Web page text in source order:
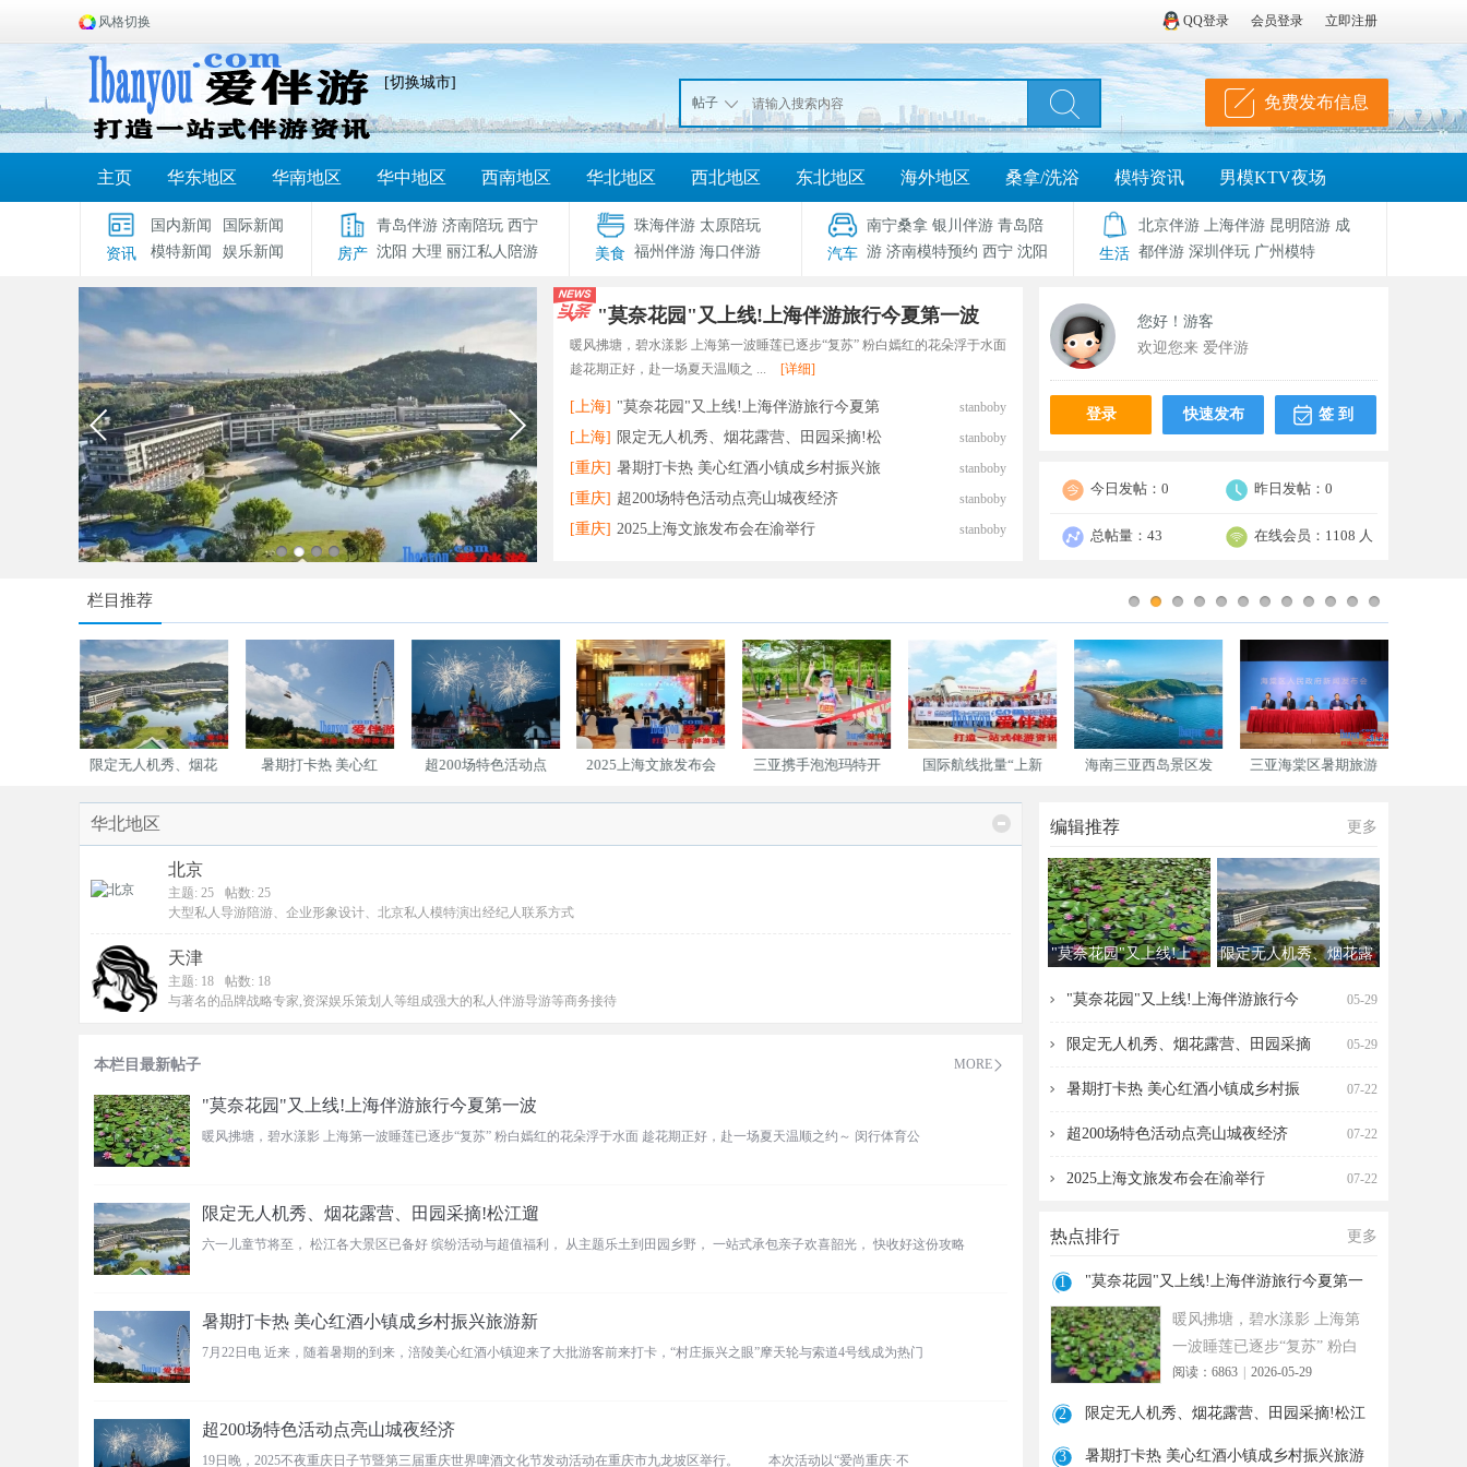
QQ登录 会员登录 立即注册
风格切换
[切换城市]
帖子 免费发布信息
主页 华东地区 华南地区 华中地区 西南地区 华北地区 西北地区 东北地区 海外地区 桑拿/洗浴 模特资讯 男模KTV夜场
资讯
国内新闻
国际新闻
模特新闻
娱乐新闻 房产
青岛伴游 济南陪玩 西宁
沈阳 大理 丽江私人陪游 美食
珠海伴游 太原陪玩
福州伴游 海口伴游 汽车
南宁桑拿 银川伴游 青岛陪
游 济南模特预约 西宁 沈阳 生活
北京伴游 上海伴游 昆明陪游 成
都伴游 深圳伴玩 广州模特
"莫奈花园"又上线!上海伴游旅行今夏第一波
暖风拂塘，碧水漾影 上海第一波睡莲已逐步“复苏” 粉白嫣红的花朵浮于水面
趁花期正好，赴一场夏天温顺之 ...
[详细]
stanboby
[上海] "莫奈花园"又上线!上海伴游旅行今夏第
stanboby
[上海] 限定无人机秀、烟花露营、田园采摘!松
stanboby
[重庆] 暑期打卡热 美心红酒小镇成乡村振兴旅
stanboby
[重庆] 超200场特色活动点亮山城夜经济
stanboby
[重庆] 2025上海文旅发布会在渝举行
您好！游客
欢迎您来 爱伴游
登录 快速发布 签 到
今日发帖： 0 昨日发帖： 0
总帖量： 43 在线会员： 1108 人
栏目推荐
限定无人机秀、烟花 暑期打卡热 美心红 超200场特色活动点 2025上海文旅发布会 三亚携手泡泡玛特开 国际航线批量“上新 海南三亚西岛景区发 三亚海棠区暑期旅游
华北地区
北京
主题: 25
帖数: 25
大型私人导游陪游、企业形象设计、北京私人模特演出经纪人联系方式
天津
主题: 18
帖数: 18
与著名的品牌战略专家,资深娱乐策划人等组成强大的私人伴游导游等商务接待
本栏目最新帖子 MORE
"莫奈花园"又上线!上海伴游旅行今夏第一波
暖风拂塘，碧水漾影 上海第一波睡莲已逐步“复苏” 粉白嫣红的花朵浮于水面 趁花期正好，赴一场夏天温顺之约～ 闵行体育公
限定无人机秀、烟花露营、田园采摘!松江遛
六一儿童节将至， 松江各大景区已备好 缤纷活动与超值福利， 从主题乐土到田园乡野， 一站式承包亲子欢喜韶光， 快收好这份攻略
暑期打卡热 美心红酒小镇成乡村振兴旅游新
7月22日电 近来，随着暑期的到来，涪陵美心红酒小镇迎来了大批游客前来打卡，“村庄振兴之眼”摩天轮与索道4号线成为热门
超200场特色活动点亮山城夜经济
19日晚，2025不夜重庆日子节暨第三届重庆世界啤酒文化节发动活动在重庆市九龙坡区举行。 本次活动以“爱尚重庆·不
编辑推荐 更多
"莫奈花园"又上线!上
限定无人机秀、烟花露
"莫奈花园"又上线!上海伴游旅行今
05-29
限定无人机秀、烟花露营、田园采摘 05-29
暑期打卡热 美心红酒小镇成乡村振 07-22
超200场特色活动点亮山城夜经济 07-22
2025上海文旅发布会在渝举行 07-22
热点排行 更多
1
"莫奈花园"又上线!上海伴游旅行今夏第一
波
暖风拂塘，碧水漾影 上海第
一波睡莲已逐步“复苏” 粉白
嫣红的花朵浮于水面 趁花期
正
阅读：6863 2026-05-29
2
限定无人机秀、烟花露营、田园采摘!松江
3
暑期打卡热 美心红酒小镇成乡村振兴旅游